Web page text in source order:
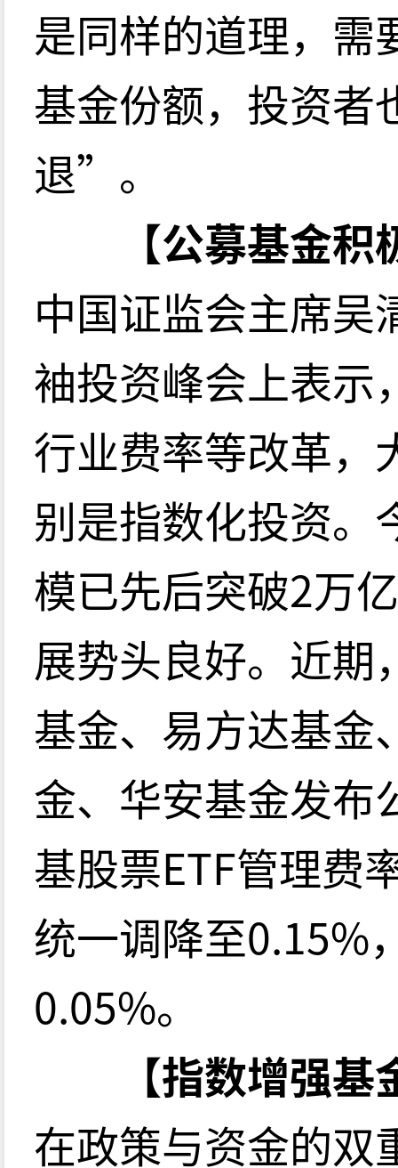
是同样的道理，需
基金份额，投资
退”。
【公募基金
中国证监会主席吴
袖投资峰会上表示
行业费率等改革，
别是指数化投资。
模已先后突破2万
展势头良好。近期
基金、易方达基金
金、华安基金发布
基股票ETF管理费
统一调降至0.15%
0.05%。
【指数增强
在政策与资金的双